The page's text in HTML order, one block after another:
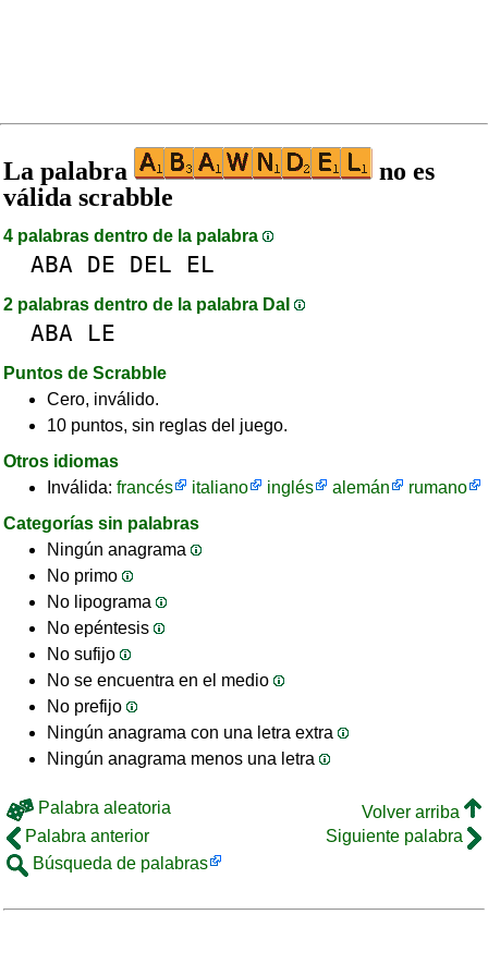
La palabra
no es
válida scrabble
4 palabras dentro de la palabra
ABA DE DEL EL
2 palabras dentro de la palabra DaI
ABA LE
Puntos de Scrabble
Cero, inválido.
10 puntos, sin reglas del juego.
Otros idiomas
Inválida: francés italiano inglés alemán
rumano
Categorías sin palabras
Ningún anagrama
No primo
No lipograma
No epéntesis
No sufijo
No se encuentra en el medio
No prefijo
Ningún anagrama con una letra extra
Ningún anagrama menos una letra
Palabra aleatoria
Volver arriba
Palabra anterior
Siguiente palabra
Búsqueda de palabras